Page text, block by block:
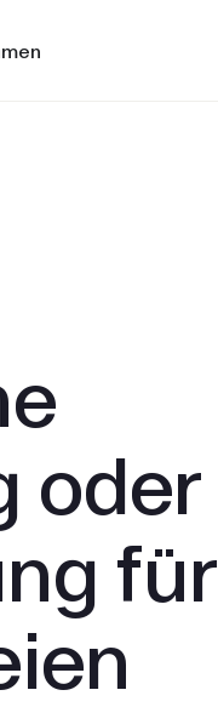
oder
für